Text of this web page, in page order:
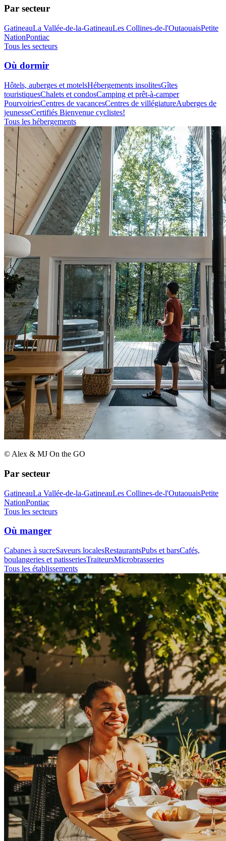
Par secteur
GatineauLa Vallée-de-la-GatineauLes Collines-de-l'OutaouaisPetite
NationPontiac
Tous les secteurs
Où dormir
Hôtels, auberges et motelsHébergements insolitesGîtes
touristiquesChalets et condosCamping et prêt-à-camper
PourvoiriesCentres de vacancesCentres de villégiatureAuberges de
jeunesseCertifiés Bienvenue cyclistes!
Tous les hébergements
© Alex & MJ On the GO
Par secteur
GatineauLa Vallée-de-la-GatineauLes Collines-de-l'OutaouaisPetite
NationPontiac
Tous les secteurs
Où manger
Cabanes à sucreSaveurs localesRestaurantsPubs et barsCafés,
boulangeries et patisseriesTraiteursMicrobrasseries
Tous les établissements